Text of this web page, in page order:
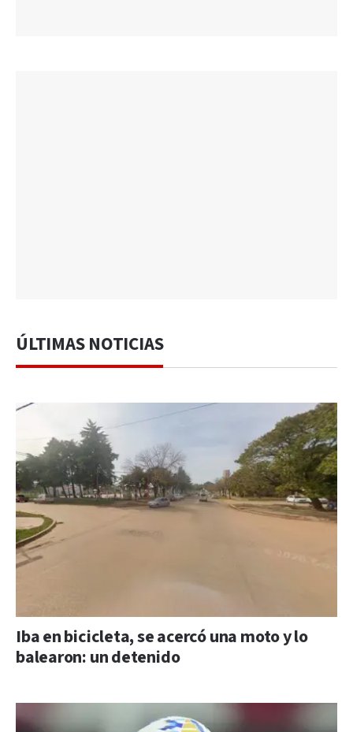
ÚLTIMAS NOTICIAS
Iba en bicicleta, se acercó una moto y lo
balearon: un detenido